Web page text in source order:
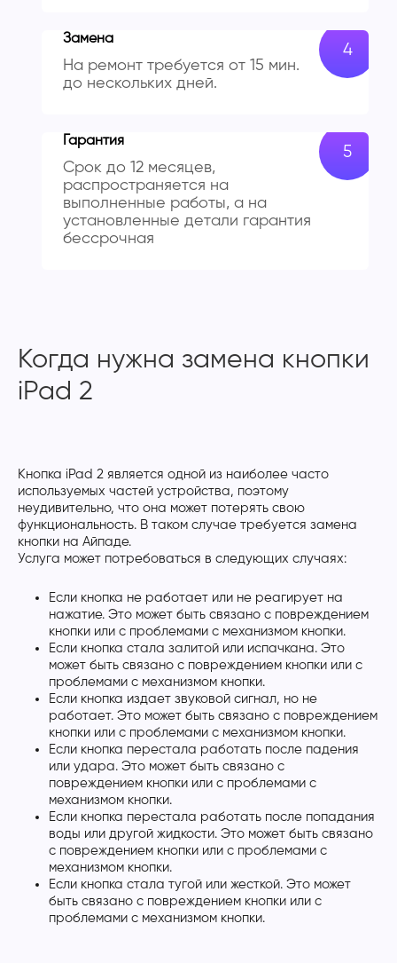
Замена
На ремонт требуется от 15 мин.
до нескольких дней.
Гарантия
Срок до 12 месяцев,
распространяется на
выполненные работы, а на
установленные детали гарантия
бессрочная
Когда нужна замена кнопки
iPad 2
Кнопка iPad 2 является одной из наиболее часто
используемых частей устройства, поэтому
неудивительно, что она может потерять свою
функциональность. В таком случае требуется замена
кнопки на Айпаде.
Услуга может потребоваться в следующих случаях:
Если кнопка не работает или не реагирует на
нажатие. Это может быть связано с повреждением
кнопки или с проблемами с механизмом кнопки.
Если кнопка стала залитой или испачкана. Это
может быть связано с повреждением кнопки или с
проблемами с механизмом кнопки.
Если кнопка издает звуковой сигнал, но не
работает. Это может быть связано с повреждением
кнопки или с проблемами с механизмом кнопки.
Если кнопка перестала работать после падения
или удара. Это может быть связано с
повреждением кнопки или с проблемами с
механизмом кнопки.
Если кнопка перестала работать после попадания
воды или другой жидкости. Это может быть связано
с повреждением кнопки или с проблемами с
механизмом кнопки.
Если кнопка стала тугой или жесткой. Это может
быть связано с повреждением кнопки или с
проблемами с механизмом кнопки.